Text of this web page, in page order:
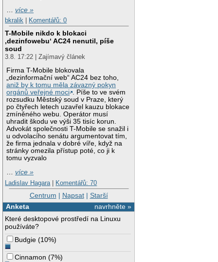
…více »
bkralik
Komentářů: 0
T-Mobile nikdo k blokaci
‚dezinfowebu‘ AC24 nenutil, píše
soud
3.8. 17:22 | Zajímavý článek
Firma T-Mobile blokovala
„dezinformační web“ AC24 bez toho,
aniž by k tomu měla závazný pokyn
orgánů veřejné moci . Píše to ve svém
rozsudku Městský soud v Praze, který
po čtyřech letech uzavřel kauzu blokace
zmíněného webu. Operátor musí
uhradit škodu ve výši 35 tisíc korun.
Advokát společnosti T-Mobile se snažil i
u odvolacího senátu argumentovat tím,
že firma jednala v dobré víře, když na
stránky omezila přístup poté, co ji k
tomu vyzvalo
…více »
Ladislav Hagara | Komentářů: 70
Centrum | Napsat| Starší
navrhněte »
Anketa
Které desktopové prostředí na Linuxu
používáte?
Budgie (10%)
Cinnamon (7%)